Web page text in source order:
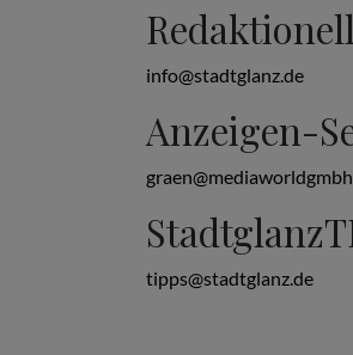
info@stadtglanz.de
Anzeigen-
tipps@stadtglanz.de